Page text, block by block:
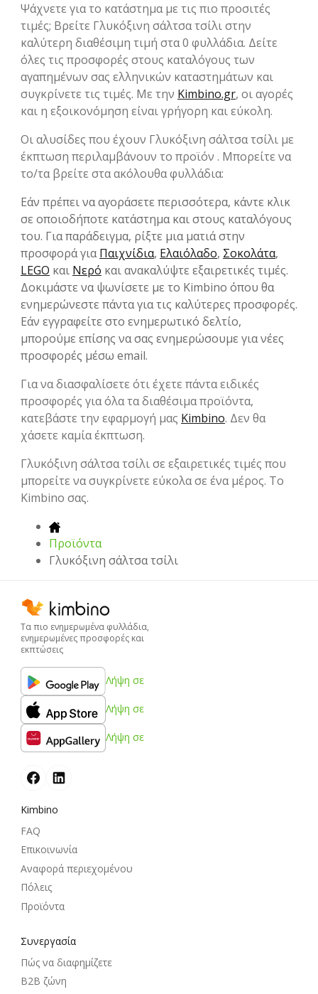
Ψάχνετε για το κατάστημα με τις πιο προσιτές
τιμές; Βρείτε Γλυκόξινη σάλτσα τσίλι στην
καλύτερη διαθέσιμη τιμή στα 0 φυλλάδια. Δείτε
όλες τις προσφορές στους καταλόγους των
αγαπημένων σας ελληνικών καταστημάτων και
συγκρίνετε τις τιμές. Με την Kimbino.gr, οι αγορές
και η εξοικονόμηση είναι γρήγορη και εύκολη.
Οι αλυσίδες που έχουν Γλυκόξινη σάλτσα τσίλι με
έκπτωση περιλαμβάνουν το προϊόν . Μπορείτε να
το/τα βρείτε στα ακόλουθα φυλλάδια:
Εάν πρέπει να αγοράσετε περισσότερα, κάντε κλικ
σε οποιοδήποτε κατάστημα και στους καταλόγους
του. Για παράδειγμα, ρίξτε μια ματιά στην
προσφορά γιαΠαιχνίδια, Ελαιόλαδο, Σοκολάτα,
LEGO και Νερό και ανακαλύψτε εξαιρετικές τιμές.
Δοκιμάστε να ψωνίσετε με το Kimbino όπου θα
ενημερώνεστε πάντα για τις καλύτερες προσφορές.
Εάν εγγραφείτε στο ενημερωτικό δελτίο,
μπορούμε επίσης να σας ενημερώσουμε για νέες
προσφορές μέσω email.
Για να διασφαλίσετε ότι έχετε πάντα ειδικές
προσφορές για όλα τα διαθέσιμα προϊόντα,
κατεβάστε την εφαρμογή μας Kimbino. Δεν θα
χάσετε καμία έκπτωση.
Γλυκόξινη σάλτσα τσίλι σε εξαιρετικές τιμές που
μπορείτε να συγκρίνετε εύκολα σε ένα μέρος. Το
Kimbino σας.
Προϊόντα
Γλυκόξινη σάλτσα τσίλι
Τα πιο ενημερωμένα φυλλάδια,
ενημερωμένες προσφορές και
εκπτώσεις
Λήψη σε
Λήψη σε
Λήψη σε
Kimbino
FAQ
Επικοινωνία
Αναφορά περιεχομένου
Πόλεις
Προϊόντα
Συνεργασία
Πώς να διαφημίζετε
B2B ζώνη